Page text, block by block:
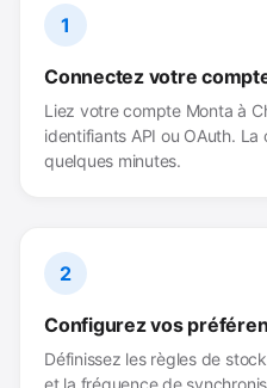
1
Connectez votre
Liez votre compte Monta à
identifiants API ou OAuth.
quelques minutes.
2
Configurez vos
Définissez les règles de
et la fréquence de